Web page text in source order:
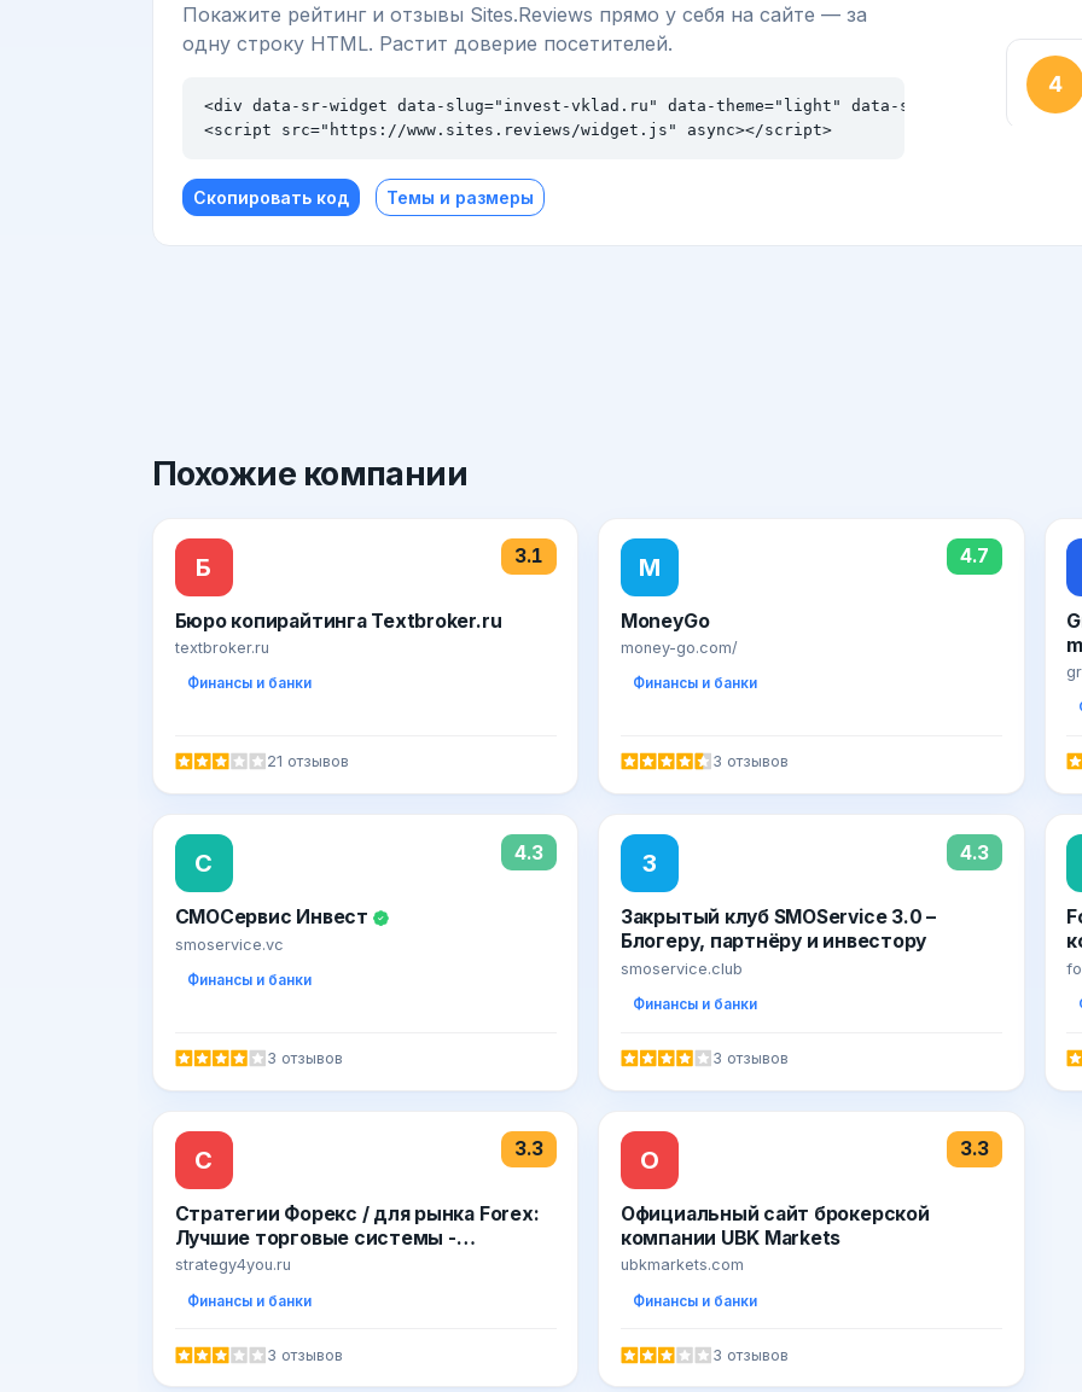
Покажите рейтинг и отзывы Sites.Reviews прямо у себя на сайте — за
одну строку HTML. Растит доверие посетителей.
<div data-sr-widget data-slug="invest-vklad.ru" data-theme="light" data-size="md"></div>
<script src="https://www.sites.reviews/widget.js" async></script>
Скопировать код Темы и размеры
Похожие компании
Б 3.1
Бюро копирайтинга Textbroker.ru
textbroker.ru
Финансы и банки
21 отзывов
M 4.7
MoneyGo
money-go.com/
Финансы и банки
3 отзывов
С 4.3
СМОСервис Инвест
smoservice.vc
Финансы и банки
3 отзывов
З 4.3
Закрытый клуб SMOService 3.0 –
Блогеру, партнёру и инвестору
smoservice.club
Финансы и банки
3 отзывов
С 3.3
Стратегии Форекс / для рынка Forex:
Лучшие торговые системы -
Strategy4you.ru
strategy4you.ru
Финансы и банки
3 отзывов
О 3.3
Официальный сайт брокерской
компании UBK Markets
ubkmarkets.com
Финансы и банки
3 отзывов